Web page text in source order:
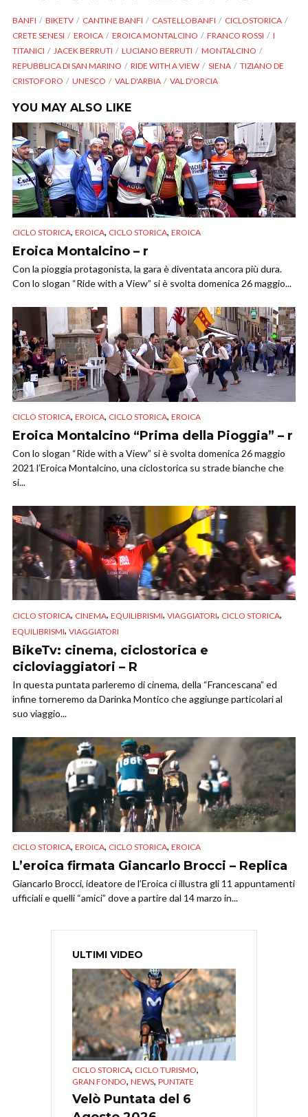
BANFI BIKETV CANTINE BANFI CASTELLOBANFI
CICLOSTORICA
CRETE SENESI
EROICA EROICA MONTALCINO FRANCO ROSSI
I
TITANICI
JACEK BERRUTI LUCIANO BERRUTI
MONTALCINO
REPUBBLICA DI SAN MARINO
RIDE WITH A VIEW SIENA
TIZIANO DE
CRISTOFORO
UNESCO VAL D'ARBIA VAL D'ORCIA
YOU MAY ALSO LIKE
CICLO STORICA, EROICA, CICLO STORICA, EROICA
Eroica Montalcino – r
Con la pioggia protagonista, la gara è diventata ancora più dura.
Con lo slogan “Ride with a View” si è svolta domenica 26 maggio...
CICLO STORICA, EROICA, CICLO STORICA, EROICA
Eroica Montalcino “Prima della Pioggia” – r
Con lo slogan “Ride with a View” si è svolta domenica 26 maggio
2021 l’Eroica Montalcino, una ciclostorica su strade bianche che
si...
CICLO STORICA, CINEMA, EQUILIBRISMI, VIAGGIATORI, CICLO STORICA,
EQUILIBRISMI, VIAGGIATORI
BikeTv: cinema, ciclostorica e
cicloviaggiatori – R
In questa puntata parleremo di cinema, della “Francescana” ed
infine torneremo da Darinka Montico che aggiunge particolari al
suo viaggio...
CICLO STORICA, EROICA, CICLO STORICA, EROICA
L’eroica firmata Giancarlo Brocci – Replica
Giancarlo Brocci, ideatore de l’Eroica ci illustra gli 11 appuntamenti
ufficiali e quelli “amici” dove a partire dal 14 marzo in...
ULTIMI VIDEO
CICLO STORICA, CICLO TURISMO,
GRAN FONDO, NEWS, PUNTATE
Velò Puntata del 6